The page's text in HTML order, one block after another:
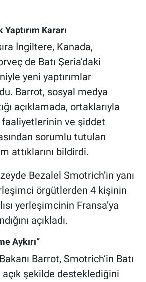
Kararı
İngiltere, Kanada,
de Batı Şeria’daki
yeni yaptırımlar
Barrot, sosyal medya
açıklamada, ortaklarıyla
ve şiddet
sorumlu tutulan
attıklarını bildirdi.
Bezalel Smotrich’in yanı
örgütlerden 4 kişinin
yerleşimcinin Fransa’ya
açıkladı.
Aykırı”
Barrot, Smotrich’in Batı
açık şekilde desteklediğini